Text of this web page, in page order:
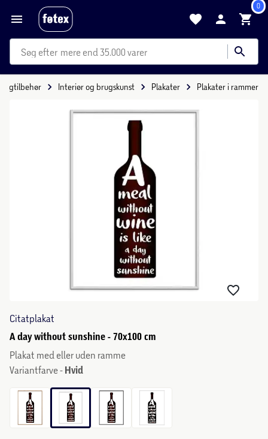
0
mere end 35.000 varer
Interiør og brugskunst Plakater Plakater i rammer
Citatplakat
A day without sunshine - 70x100 cm
Plakat med eller uden ramme
Variantfarve - Hvid